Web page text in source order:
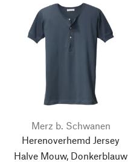
Merz b. Schwanen
Herenoverhemd Jersey
Halve Mouw, Donkerblauw